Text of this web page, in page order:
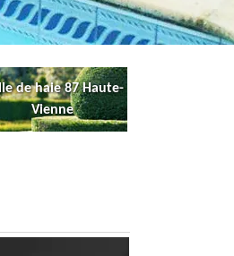
de haie 87 Haute-
Vienne